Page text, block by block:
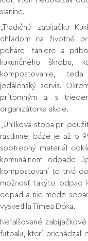
slanine.
„Tradičnú zabíjačku
ohľadom na životné
poháre, taniere a
kukuričného škrobu,
kompostovanie,
jedálenský servis.
prítomným aj s
organizátorka akcie.
„Uhlíková stopa pri
rastlinnej báze je až o
spotrebný materiál
komunálnom odpade
kompostovaní to trvá
možnosť takýto odpad
odpad a nie medzi
vysvetlila Tímea Dóka.
Nefalšované
futbalu, ktorí prichádzali